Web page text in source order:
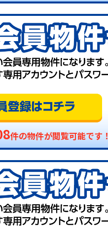
件の物件が閲覧可能です！